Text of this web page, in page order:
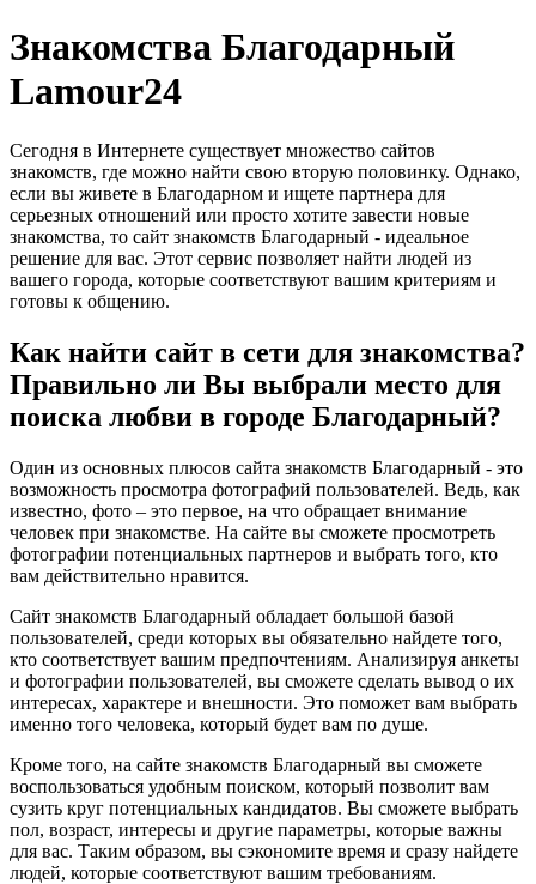
Знакомства Благодарный
Lamour24
Сегодня в Интернете существует множество сайтов
знакомств, где можно найти свою вторую половинку. Однако,
если вы живете в Благодарном и ищете партнера для
серьезных отношений или просто хотите завести новые
знакомства, то сайт знакомств Благодарный - идеальное
решение для вас. Этот сервис позволяет найти людей из
вашего города, которые соответствуют вашим критериям и
готовы к общению.
Как найти сайт в сети для знакомства?
Правильно ли Вы выбрали место для
поиска любви в городе Благодарный?
Один из основных плюсов сайта знакомств Благодарный - это
возможность просмотра фотографий пользователей. Ведь, как
известно, фото – это первое, на что обращает внимание
человек при знакомстве. На сайте вы сможете просмотреть
фотографии потенциальных партнеров и выбрать того, кто
вам действительно нравится.
Сайт знакомств Благодарный обладает большой базой
пользователей, среди которых вы обязательно найдете того,
кто соответствует вашим предпочтениям. Анализируя анкеты
и фотографии пользователей, вы сможете сделать вывод о их
интересах, характере и внешности. Это поможет вам выбрать
именно того человека, который будет вам по душе.
Кроме того, на сайте знакомств Благодарный вы сможете
воспользоваться удобным поиском, который позволит вам
сузить круг потенциальных кандидатов. Вы сможете выбрать
пол, возраст, интересы и другие параметры, которые важны
для вас. Таким образом, вы сэкономите время и сразу найдете
людей, которые соответствуют вашим требованиям.